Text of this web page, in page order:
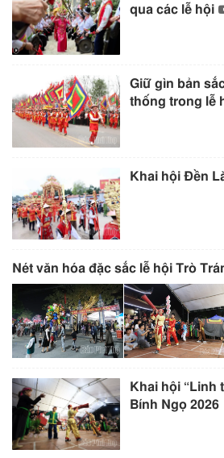
qua các lễ hội
Giữ gìn bản
thống trong lễ
Khai hội Đền
Nét văn hóa đặc sắc lễ hội Trò
Khai hội “Linh
Bính Ngọ 2026